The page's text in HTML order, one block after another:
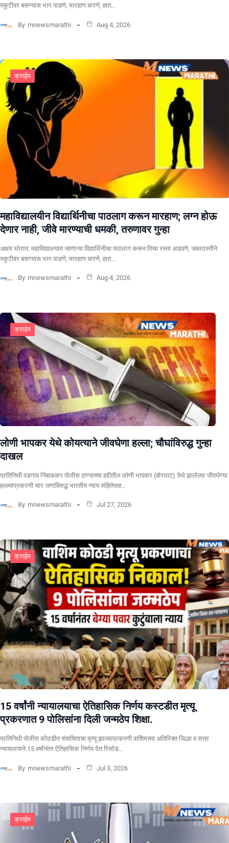
स्कुटीवर बसण्यास भाग पाडणे, मारहाण करणे, हात…
By mnewsmarathi Aug 4, 2026
क्राईम
महाविद्यालयीन विद्यार्थिनीचा पाठलाग करून मारहाण; लग्न होऊ
देणार नाही, जीवे मारण्याची धमकी, तरुणावर गुन्हा
अक्षय थोरात: महाविद्यालयात जाणाऱ्या विद्यार्थिनीचा पाठलाग करून तिचा रस्ता अडवणे, जबरदस्तीने
स्कुटीवर बसण्यास भाग पाडणे, मारहाण करणे, हात…
By mnewsmarathi Aug 4, 2026
क्राईम
लोणी भापकर येथे कोयत्याने जीवघेणा हल्ला; चौघांविरुद्ध गुन्हा
दाखल
प्रतिनिधी वडगाव निंबाळकर पोलीस ठाण्याच्या हद्दीतील लोणी भापकर (बोरघाट) येथे झालेल्या जीवघेण्या
हल्ल्याप्रकरणी चार जणांविरुद्ध भारतीय न्याय संहितेसह…
By mnewsmarathi Jul 27, 2026
क्राईम
15 वर्षांनी न्यायालयाचा ऐतिहासिक निर्णय कस्टडीत मृत्यू
प्रकरणात 9 पोलिसांना दिली जन्मठेप शिक्षा.
प्रतिनिधी पोलीस कोठडीत संशयिताचा मृत्यू झाल्याप्रकरणी वाशिमच्या अतिरिक्त जिल्हा व सत्र
न्यायालयाने 15 वर्षांनंतर ऐतिहासिक निर्णय देत रिसोड…
By mnewsmarathi Jul 3, 2026
क्राईम